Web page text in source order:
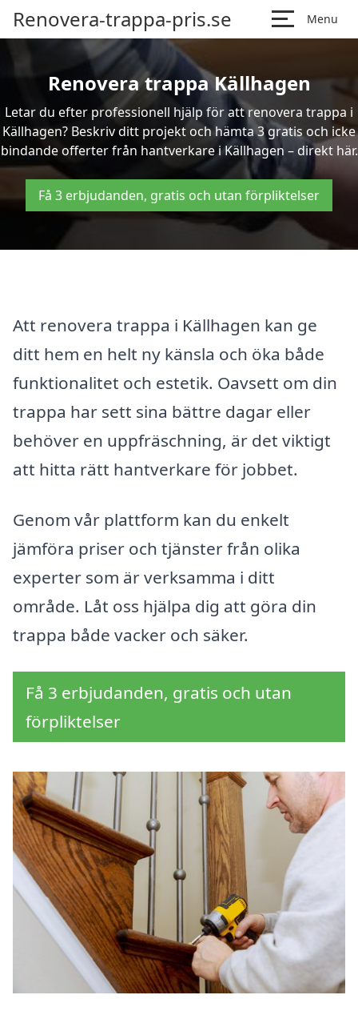
Renovera-trappa-pris.se Menu
Renovera trappa Källhagen
Letar du efter professionell hjälp för att renovera trappa i
Källhagen? Beskriv ditt projekt och hämta 3 gratis och icke
bindande offerter från hantverkare i Källhagen – direkt här.
Få 3 erbjudanden, gratis och utan förpliktelser
Att renovera trappa i Källhagen kan ge
ditt hem en helt ny känsla och öka både
funktionalitet och estetik. Oavsett om din
trappa har sett sina bättre dagar eller
behöver en uppfräschning, är det viktigt
att hitta rätt hantverkare för jobbet.
Genom vår plattform kan du enkelt
jämföra priser och tjänster från olika
experter som är verksamma i ditt
område. Låt oss hjälpa dig att göra din
trappa både vacker och säker.
Få 3 erbjudanden, gratis och utan
förpliktelser